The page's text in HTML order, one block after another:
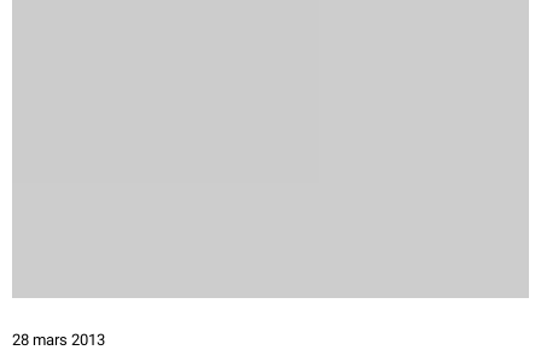
28 mars 2013